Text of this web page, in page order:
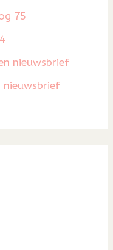
75
nieuwsbrief
nieuwsbrief